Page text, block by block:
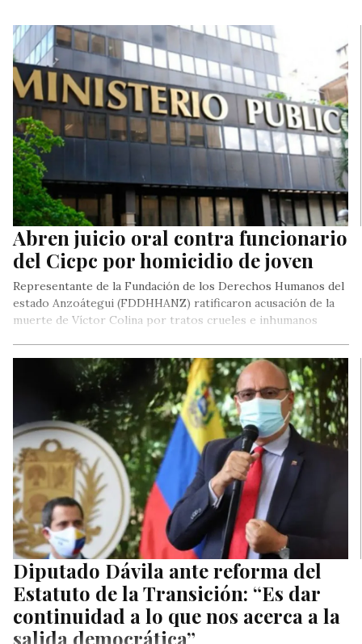
Abren juicio oral contra funcionario
del Cicpc por homicidio de joven
Representante de la Fundación de los Derechos Humanos del
estado Anzoátegui (FDDHHANZ) ratificaron acusación de la
muerte de Víctor Colina por tratos crueles e inhumanos
Diputado Dávila ante reforma del
Estatuto de la Transición: “Es dar
continuidad a lo que nos acerca a la
salida democrática”